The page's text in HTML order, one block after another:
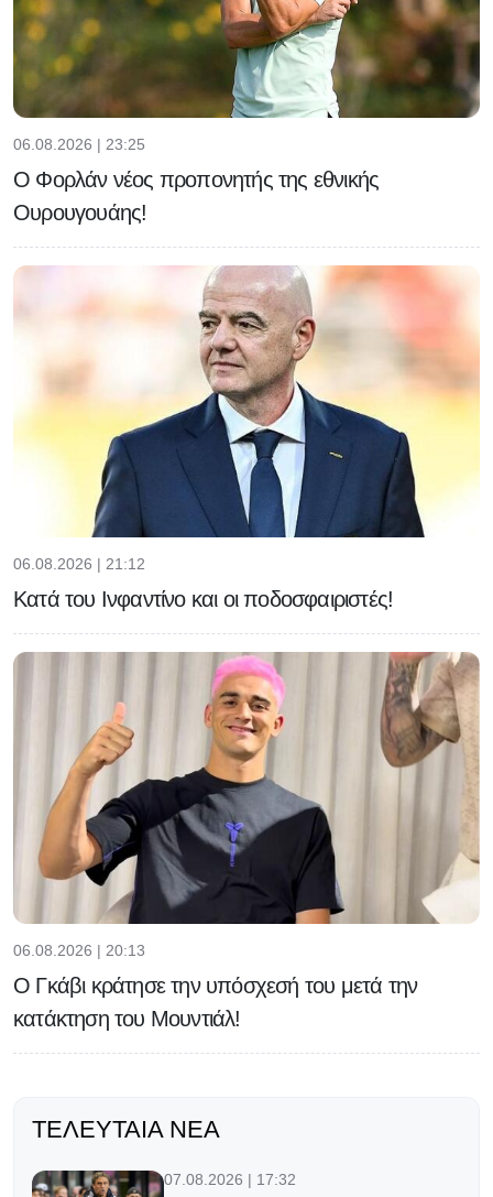
06.08.2026 | 23:25
Ο Φορλάν νέος προπονητής της εθνικής
Ουρουγουάης!
06.08.2026 | 21:12
Κατά του Ινφαντίνο και οι ποδοσφαιριστές!
06.08.2026 | 20:13
Ο Γκάβι κράτησε την υπόσχεσή του μετά την
κατάκτηση του Μουντιάλ!
ΤΕΛΕΥΤΑΊΑ ΝΈΑ
07.08.2026 | 17:32